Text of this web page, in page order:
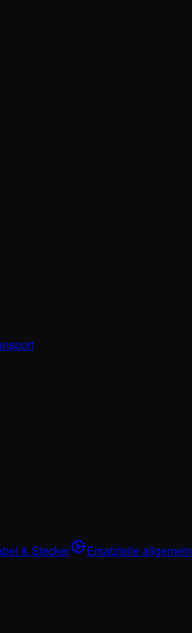
& Stecker
Ersatzteile allgemein